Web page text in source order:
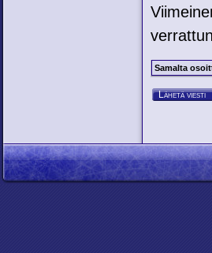
Samalta
Lähetä viesti